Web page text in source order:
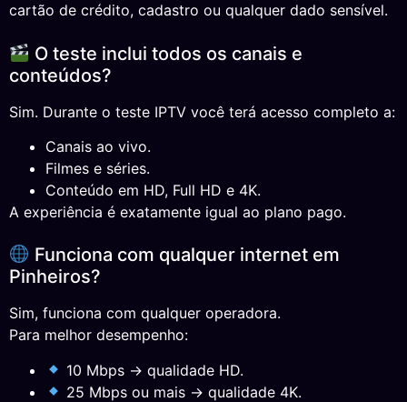
cartão de crédito, cadastro ou qualquer dado sensível.
O teste inclui todos os canais e
conteúdos?
Sim. Durante o teste IPTV você terá acesso completo a:
Canais ao vivo.
Filmes e séries.
Conteúdo em HD, Full HD e 4K.
A experiência é exatamente igual ao plano pago.
Funciona com qualquer internet em
Pinheiros?
Sim, funciona com qualquer operadora.
Para melhor desempenho:
10 Mbps → qualidade HD.
25 Mbps ou mais → qualidade 4K.